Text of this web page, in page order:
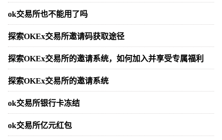
ok交易所也不能用了吗
探索OKEx交易所邀请码获取途径
探索OKEx交易所的邀请系统，如何加入并享受专属福利
探索OKEx交易所的邀请系统
ok交易所银行卡冻结
ok交易所亿元红包